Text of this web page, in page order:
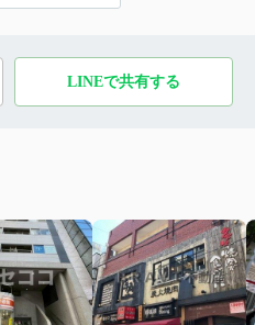
LINEで共有する